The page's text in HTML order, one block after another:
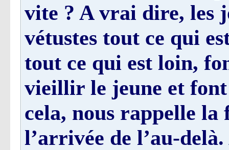
vite ? A vrai dire, les
vétustes tout ce qui
tout ce qui est loin,
vieillir le jeune et
cela, nous rappelle la
l’arrivée de l’au-